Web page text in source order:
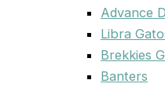
Advance
Libra
Brekkies
Banters